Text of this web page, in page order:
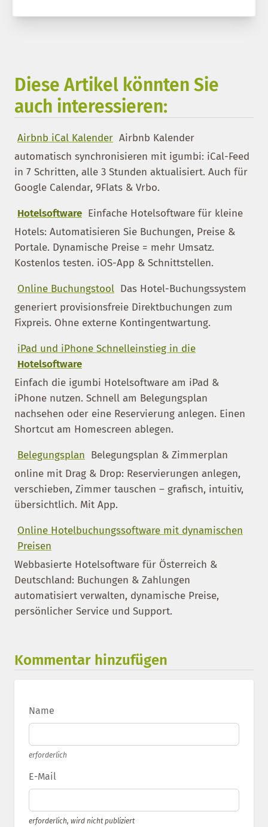
Diese Artikel könnten Sie
auch interessieren:
Airbnb iCal Kalender Airbnb Kalender
automatisch synchronisieren mit igumbi: iCal-Feed
in 7 Schritten, alle 3 Stunden aktualisiert. Auch für
Google Calendar, 9Flats & Vrbo.
Hotelsoftware Einfache Hotelsoftware für kleine
Hotels: Automatisieren Sie Buchungen, Preise &
Portale. Dynamische Preise = mehr Umsatz.
Kostenlos testen. iOS-App & Schnittstellen.
Online Buchungstool Das Hotel-Buchungssystem
generiert provisionsfreie Direktbuchungen zum
Fixpreis. Ohne externe Kontingentwartung.
iPad und iPhone Schnelleinstieg in die
Hotelsoftware
Einfach die igumbi Hotelsoftware am iPad &
iPhone nutzen. Schnell am Belegungsplan
nachsehen oder eine Reservierung anlegen. Einen
Shortcut am Homescreen ablegen.
Belegungsplan Belegungsplan & Zimmerplan
online mit Drag & Drop: Reservierungen anlegen,
verschieben, Zimmer tauschen – grafisch, intuitiv,
übersichtlich. Mit App.
Online Hotelbuchungssoftware mit dynamischen
Preisen
Webbasierte Hotelsoftware für Österreich &
Deutschland: Buchungen & Zahlungen
automatisiert verwalten, dynamische Preise,
persönlicher Service und Support.
Kommentar hinzufügen
Name
erforderlich
E-Mail
erforderlich, wird nicht publiziert